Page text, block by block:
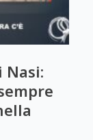
Nasi: